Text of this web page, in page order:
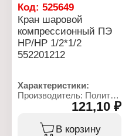
Код: 525649
Кран шаровой
компрессионный ПЭ
НР/НР 1/2*1/2
552201212
Характеристики:
Производитель: Политек
Линейка: ТПК-АКВА
Артикул: 552201212
Тип товара: Кран
121,10 ₽
В корзину